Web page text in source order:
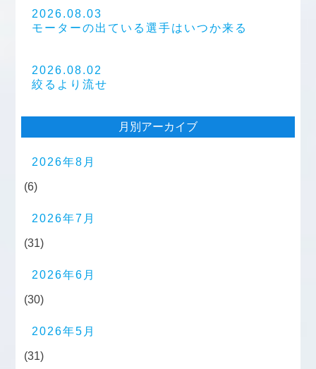
2026.08.03
モーターの出ている選手はいつか来る
2026.08.02
絞るより流せ
月別アーカイブ
2026年8月
(6)
2026年7月
(31)
2026年6月
(30)
2026年5月
(31)